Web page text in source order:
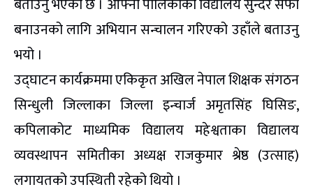
बताउनु भएको छ । आफ्नो पालिकाको विद्यालय सुन्दर सफा
बनाउनको लागि अभियान सन्चालन गरिएको उहाँले बताउनु
भयो ।
उद्घाटन कार्यक्रममा एकिकृत अखिल नेपाल शिक्षक संगठन
सिन्धुली जिल्लाका जिल्ला इन्चार्ज अमृतसिंह घिसिङ,
कपिलाकोट माध्यमिक विद्यालय महेश्वताका विद्यालय
व्यवस्थापन समितीका अध्यक्ष राजकुमार श्रेष्ठ (उत्साह)
लगायतको उपस्थिती रहेको थियो ।